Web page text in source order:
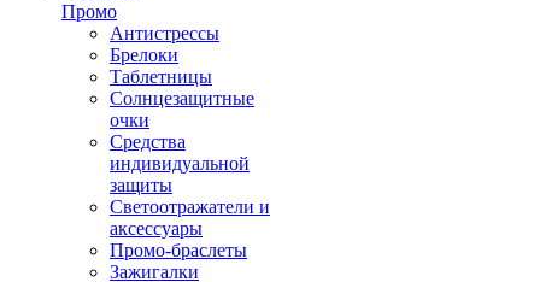
Промо
Антистрессы
Брелоки
Таблетницы
Солнцезащитные
очки
Средства
индивидуальной
защиты
Светоотражатели и
аксессуары
Промо-браслеты
Зажигалки